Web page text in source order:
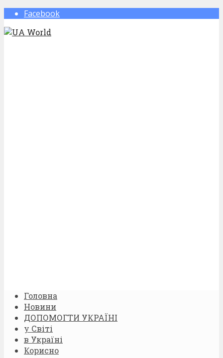
Facebook
Головна
Новини
ДОПОМОГТИ УКРАЇНІ
у Світі
в Україні
Корисно